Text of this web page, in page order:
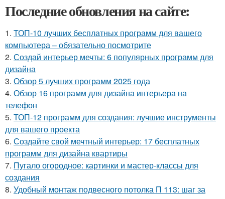
Последние обновления на сайте:
1. ТОП-10 лучших бесплатных программ для вашего
компьютера – обязательно посмотрите
2. Создай интерьер мечты: 6 популярных программ для
дизайна
3. Обзор 5 лучших программ 2025 года
4. Обзор 16 программ для дизайна интерьера на
телефон
5. ТОП-12 программ для создания: лучшие инструменты
для вашего проекта
6. Создайте свой мечтный интерьер: 17 бесплатных
программ для дизайна квартиры
7. Пугало огородное: картинки и мастер-классы для
создания
8. Удобный монтаж подвесного потолка П 113: шаг за